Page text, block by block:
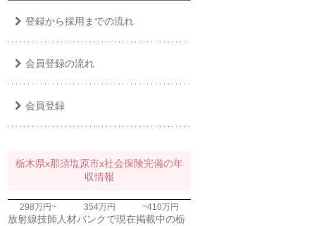
登録から採用までの流れ
会員登録の流れ
会員登録
栃木県x那須塩原市x社会保険完備の年
収情報
298万円~ 354万円 ~410万円
放射線技師人材バンクで現在掲載中の栃